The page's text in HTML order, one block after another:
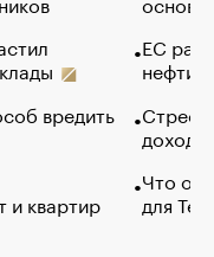
вредить
и квартир
ЕС
нефти
Что
для